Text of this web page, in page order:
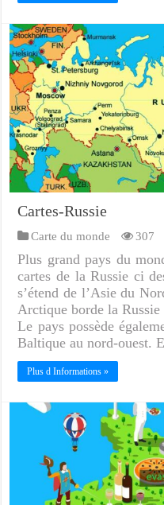
Cartes-Russie
Carte du monde 307
Plus grand pays du
cartes de la Russie ci
s’étend de l’Asie du
Arctique borde la
Le pays possède
Baltique au nord-ouest.
Plus d Informations »